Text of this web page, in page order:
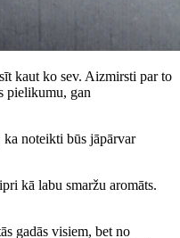
kaut ko sev. Aizmirsti par to
pielikumu, gan
ka noteikti būs jāpārvar
kā labu smaržu aromāts.
gadās visiem, bet no